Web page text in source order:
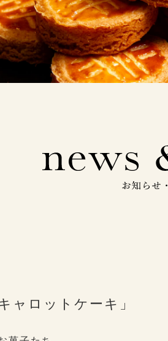
ャロットケーキ」